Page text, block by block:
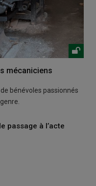
mécaniciens
bénévoles passionnés
passage à l’acte